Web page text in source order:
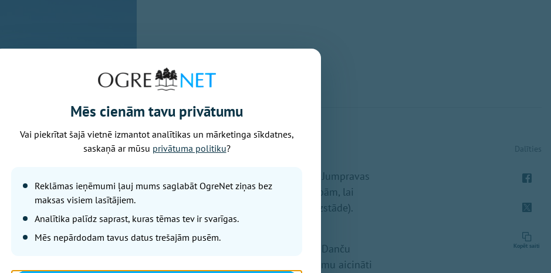
15.00 un 8. augustā plkst. 10.00 Jumpravas pagasta Kultūras namā Jumpravas
"Viedums" aicina "viedumiešus" uz divām gleznošanas nodarbībām, lai
krāsu prieku un radītu un iepriecinātu sevi un citus (jo pēc tam taps izstāde).
Rutas Krūkles.
līdz 21.00 Neatkarības laukumā, Ogrē, priecēs vasaras vakara danči! Danču
apgūt deju soļus, bet spēlmaņi parūpēsies par mūziku. Uz pasākumu aicināti
Dalīties
Kopēt saiti
Mēs cienām tavu privātumu
Vai piekrītat šajā vietnē izmantot analītikas un mārketinga sīkdatnes,
saskaņā ar mūsu privātuma politiku?
Reklāmas ieņēmumi ļauj mums saglabāt OgreNet ziņas bez
maksas visiem lasītājiem.
Analītika palīdz saprast, kuras tēmas tev ir svarīgas.
Mēs nepārdodam tavus datus trešajām pusēm.